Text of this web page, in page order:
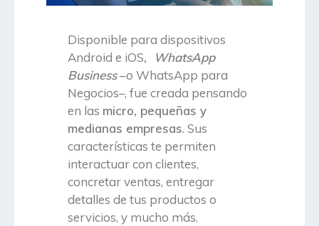
Disponible para dispositivos
Android e iOS,
WhatsApp
Business–o WhatsApp para
Negocios–, fue creada pensando
en las micro, pequeñas y
medianas empresas. Sus
características te permiten
interactuar con clientes,
concretar ventas, entregar
detalles de tus productos o
servicios, y mucho más.